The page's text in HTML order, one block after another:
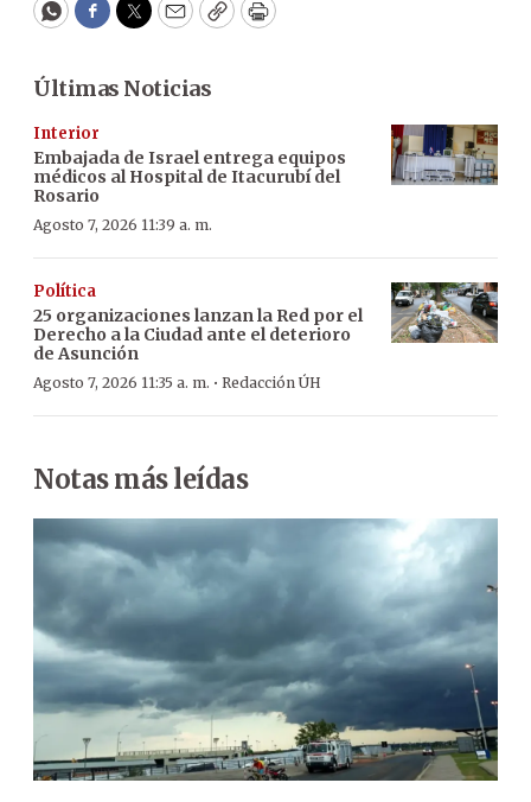
WhatsApp
Facebook
Twitter
EmailCopyPrint
Últimas Noticias
Interior
Embajada de Israel entrega equipos
médicos al Hospital de Itacurubí del
Rosario
Agosto 7, 2026 11:39 a. m.
Política
25 organizaciones lanzan la Red por el
Derecho a la Ciudad ante el deterioro
de Asunción
Agosto 7, 2026 11:35 a. m. · Redacción ÚH
Notas más leídas